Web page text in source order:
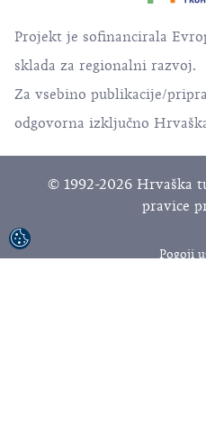
Projekt je sofinancirala
sklada za regionalni razvoj.
Za vsebino publikacije/
odgovorna izključno
© 1992-2026 Hrvaška
pravice
Pogoji